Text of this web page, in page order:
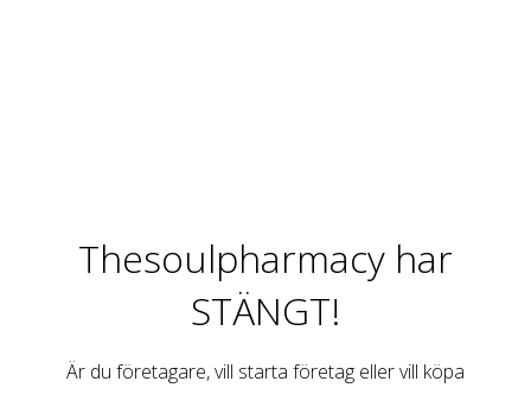
Thesoulpharmacy har
STÄNGT!
Är du företagare, vill starta företag eller vill köpa